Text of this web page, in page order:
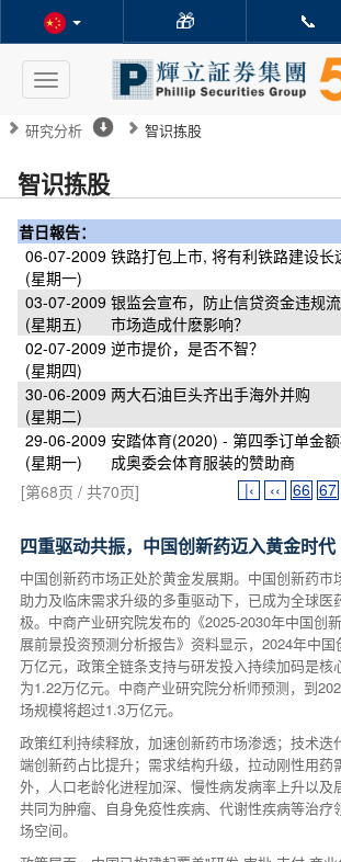
🎁 📞
Toggle
navigation
研究分析 智识拣股
智识拣股
昔日報告：
06-07-2009
(星期一)
铁路打包上市, 将有利铁路建设长
03-07-2009
(星期五)
银监会宣布，防止信贷资金违规
市场造成什麽影响？
02-07-2009
(星期四)
逆市提价，是否不智？
30-06-2009
(星期二)
两大石油巨头齐出手海外并购
29-06-2009
(星期一)
安踏体育(2020) - 第四季订单金
成奥委会体育服装的赞助商
[第68页 / 共70页]
|‹ ‹‹ 66 67
四重驱动共振，中国创新药迈入黄金时代
中国创新药市场正处於黄金发展期。中国创新药市
助力及临床需求升级的多重驱动下，已成为全球医
极。中商产业研究院发布的《2025-2030年中国创
展前景投资预测分析报告》资料显示，2024年中
万亿元，政策全链条支持与研发投入持续加码是核
为1.22万亿元。中商产业研究院分析师预测，到
场规模将超过1.3万亿元。
政策红利持续释放，加速创新药市场渗透；技术迭
端创新药占比提升；需求结构升级，拉动刚性用药
外，人口老龄化进程加深、慢性病发病率上升以及
共同为肿瘤、自身免疫性疾病、代谢性疾病等治疗
场空间。